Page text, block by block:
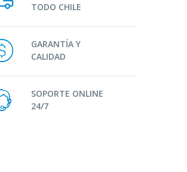
TODO CHILE
GARANTÍA Y
CALIDAD
SOPORTE ONLINE
24/7